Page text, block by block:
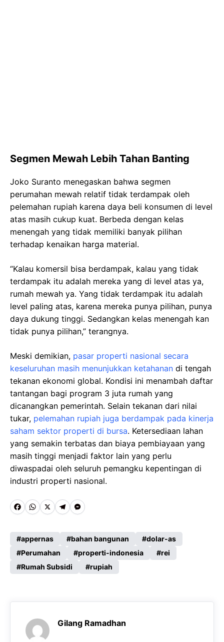
Segmen Mewah Lebih Tahan Banting
Joko Suranto menegaskan bahwa segmen
perumahan mewah relatif tidak terdampak oleh
pelemahan rupiah karena daya beli konsumen di level
atas masih cukup kuat. Berbeda dengan kelas
menengah yang tidak memiliki banyak pilihan
terhadap kenaikan harga material.
“Kalau komersil bisa berdampak, kalau yang tidak
terdampak itu adalah mereka yang di level atas ya,
rumah mewah ya. Yang tidak terdampak itu adalah
level paling atas, karena mereka punya pilihan, punya
daya dukung tinggi. Sedangkan kelas menengah kan
tidak punya pilihan,” terangnya.
Meski demikian, pasar properti nasional secara
keseluruhan masih menunjukkan ketahanan di tengah
tekanan ekonomi global. Kondisi ini menambah daftar
tantangan bagi program 3 juta rumah yang
dicanangkan pemerintah. Selain tekanan dari nilai
tukar, pelemahan rupiah juga berdampak pada kinerja
saham sektor properti di bursa. Ketersediaan lahan
yang semakin terbatas dan biaya pembiayaan yang
masih tinggi menjadi faktor lain yang perlu
diwaspadai oleh seluruh pemangku kepentingan di
industri properti nasional.
F
c
e
b
o
W
a
t
s
p
p
X T
l
e
g
a
m
M
s
s
e
g
e
appernas bahan bangunan
dolar-as
Perumahan
properti-indonesia
rei
Rumah Subsidi
rupiah
Gilang Ramadhan